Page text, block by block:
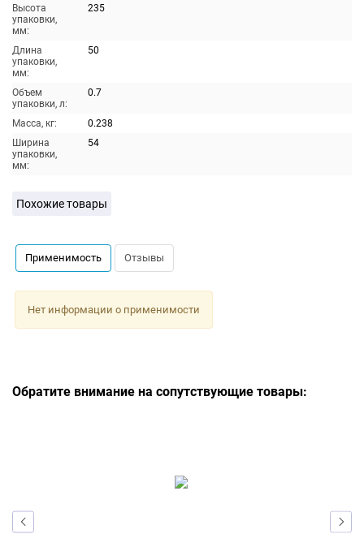
Высота
упаковки,
мм:
235
Длина
упаковки,
мм:
50
Объем
упаковки, л:
0.7
Масса, кг:
0.238
Ширина
упаковки,
мм:
54
Похожие товары
Применимость Отзывы
Нет информации о применимости
Обратите внимание на сопутствующие товары: